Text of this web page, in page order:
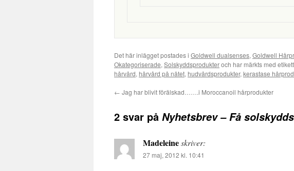
Det här inlägget postades i Goldwell dualsenses, Goldwell
Okategoriserade, Solskyddsprodukteroch har märkts med
hårvård, hårvård på nätet, hudvårdsprodukter, kerastase
← Jag har blivit förälskad…….i Moroccanoil hårprodukter
2 svar på Nyhetsbrev – Få
Madeleineskriver:
27 maj, 2012 kl. 10:41